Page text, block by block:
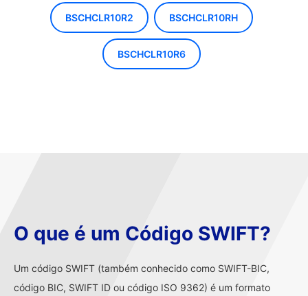
BSCHCLR10R2 BSCHCLR10RH
BSCHCLR10R6
O que é um Código SWIFT?
Um código SWIFT (também conhecido como SWIFT-BIC,
código BIC, SWIFT ID ou código ISO 9362) é um formato